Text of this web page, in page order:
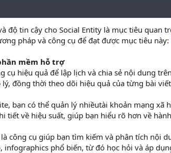
độ tin cậy cho Social Entity là mục tiêu
pháp và công cụ để đạt được mục tiêu này:
mềm hỗ trợ
cụ hiệu quả để lập lịch và chia sẻ nội dung
đồng thời theo dõi hiệu quả của từng bài
bạn có thể quản lý nhiềutài khoản mạng xã
tiết về hiệu suất, giúp bạn hiểu rõ hơn về
là công cụ giúp bạn tìm kiếm và phân tích nội
infographics phổ biến, từ đó học hỏi và áp